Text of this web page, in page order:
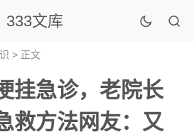
333文库
> 正文
挂急诊，老院长
救方法网友：又